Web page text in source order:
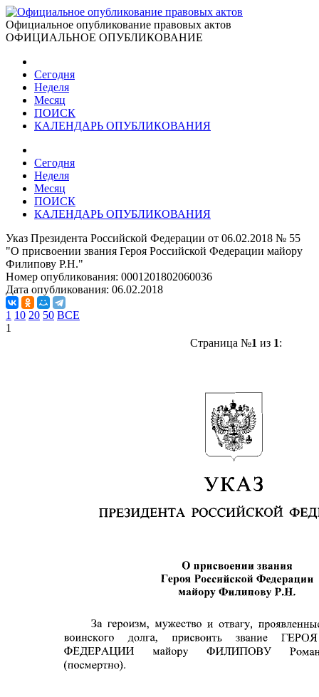
Официальное опубликование правовых актов
ОФИЦИАЛЬНОЕ ОПУБЛИКОВАНИЕ
Сегодня
Неделя
Месяц
ПОИСК
КАЛЕНДАРЬ ОПУБЛИКОВАНИЯ
Сегодня
Неделя
Месяц
ПОИСК
КАЛЕНДАРЬ ОПУБЛИКОВАНИЯ
Указ Президента Российской Федерации от 06.02.2018 № 55
"О присвоении звания Героя Российской Федерации майору
Филипову Р.Н."
Номер опубликования: 0001201802060036
Дата опубликования: 06.02.2018
1 10 20 50 ВСЕ
1
Страница №1 из 1: